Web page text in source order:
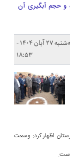
و حجم آبگیری آن
تاریخ انتشار : سه‌شنبه ۲۷ آبان ۱۴۰۴ -
۱۸:۵۳
اظهار کرد: وسعت